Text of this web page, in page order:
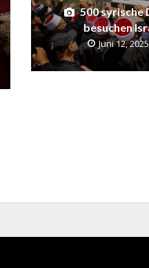
500 syrische
besuchen
Juni 12, 2025